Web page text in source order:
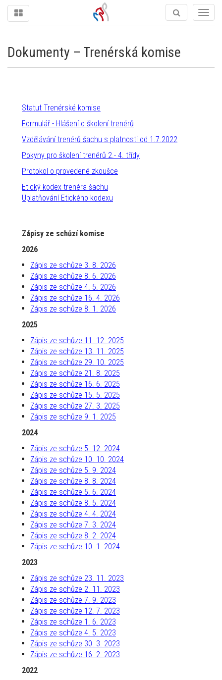
Dokumenty – Trenérská komise
Statut Trenérské komise
Formulář - Hlášení o školení trenérů
Vzdělávání trenérů šachu s platnosti od 1.7.2022
Pokyny pro školení trenérů 2.- 4. třídy
Protokol o provedené zkoušce
Etický kodex trenéra šachu
Uplatňování Etického kodexu
Zápisy ze schůzí komise
2026
Zápis ze schůze 3. 8. 2026
Zápis ze schůze 8. 6. 2026
Zápis ze schůze 4. 5. 2026
Zápis ze schůze 16. 4. 2026
Zápis ze schůze 8. 1. 2026
2025
Zápis ze schůze 11. 12. 2025
Zápis ze schůze 13. 11. 2025
Zápis ze schůze 29. 10. 2025
Zápis ze schůze 21. 8. 2025
Zápis ze schůze 16. 6. 2025
Zápis ze schůze 15. 5. 2025
Zápis ze schůze 27. 3. 2025
Zápis ze schůze 9. 1. 2025
2024
Zápis ze schůze 5. 12. 2024
Zápis ze schůze 10. 10. 2024
Zápis ze schůze 5. 9. 2024
Zápis ze schůze 8. 8. 2024
Zápis ze schůze 5. 6. 2024
Zápis ze schůze 8. 5. 2024
Zápis ze schůze 4. 4. 2024
Zápis ze schůze 7. 3. 2024
Zápis ze schůze 8. 2. 2024
Zápis ze schůze 10. 1. 2024
2023
Zápis ze schůze 23. 11. 2023
Zápis ze schůze 2. 11. 2023
Zápis ze schůze 7. 9. 2023
Zápis ze schůze 12. 7. 2023
Zápis ze schůze 1. 6. 2023
Zápis ze schůze 4. 5. 2023
Zápis ze schůze 30. 3. 2023
Zápis ze schůze 16. 2. 2023
2022